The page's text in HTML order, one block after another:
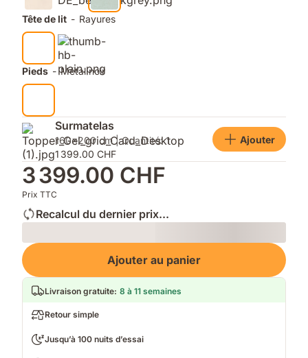
Tête de lit - Rayures
Pieds - Métal noir
Surmatelas
160x200 cm | Quantité: 1
1 399.00 CHF
Ajouter
3 399.00 CHF
Prix TTC
Recalcul du dernier prix...
Loading
Ajouter au panier
Livraison gratuite: 8 à 11 semaines
Retour simple
Jusqu’à 100 nuits d’essai